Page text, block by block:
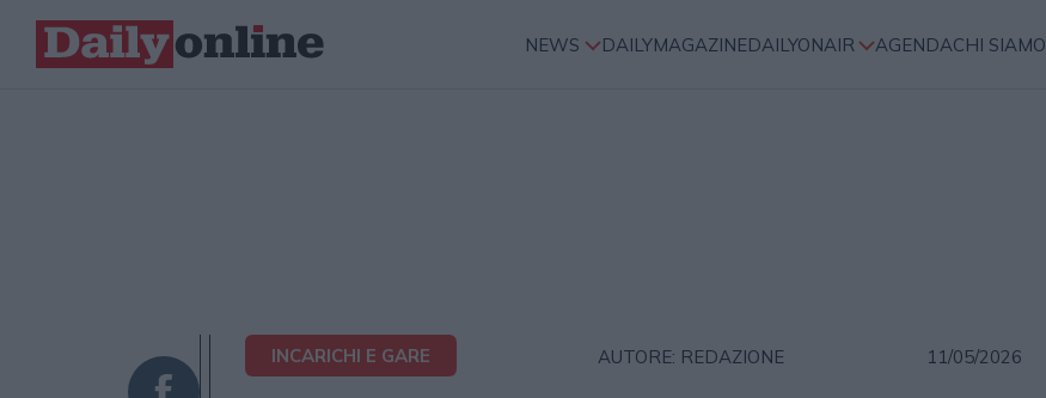
NEWS DAILYMAGAZINEDAILYONAIR AGENDACHI SIAMO
INCARICHI E GARE AUTORE: REDAZIONE 11/05/2026